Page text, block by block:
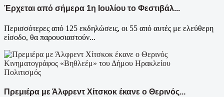
Έρχεται από σήμερα 1η Ιουλίου το Φεστιβάλ...
Περισσότερες από 125 εκδηλώσεις, οι 55 από αυτές με ελεύθερη
είσοδο, θα παρουσιαστούν...
Πολιτισμός
Πρεμιέρα με Άλφρεντ Χίτσκοκ έκανε ο Θερινός...